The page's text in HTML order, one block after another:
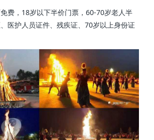
费，18岁以下半价门票，60-70岁老人半
医护人员证件、残疾证、70岁以上身份证